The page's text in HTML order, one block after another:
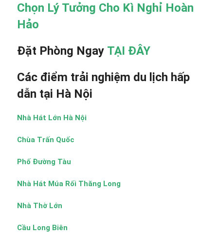
Chọn Lý Tưởng Cho Kì Nghỉ Hoàn
Hảo
Đặt Phòng Ngay TẠI ĐÂY
Các điểm trải nghiệm du lịch hấp
dẫn tại Hà Nội
Nhà Hát Lớn Hà Nội
Chùa Trấn Quốc
Phố Đường Tàu
Nhà Hát Múa Rối Thăng Long
Nhà Thờ Lớn
Cầu Long Biên